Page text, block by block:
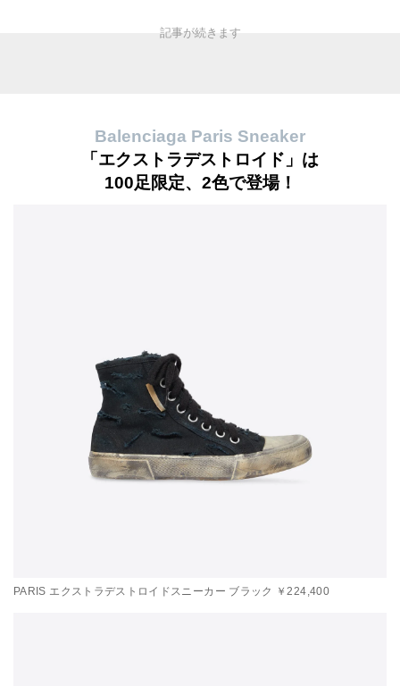
Balenciaga Paris Sneaker
「エクストラデストロイド」は
100足限定、2色で登場！
PARIS エクストラデストロイドスニーカー ブラック ￥224,400